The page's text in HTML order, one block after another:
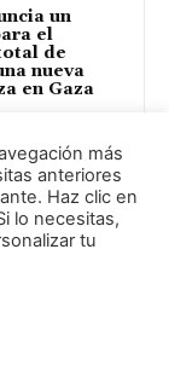
un
el
de
nueva
en Gaza
más
anteriores
Haz clic en
lo necesitas,
tu